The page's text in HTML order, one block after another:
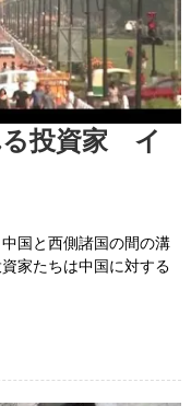
る投資家 イ
国と西側諸国の間の溝
家たちは中国に対する